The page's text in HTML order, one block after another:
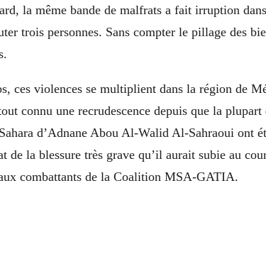
la même bande de malfrats a fait irruption
trois personnes. Sans compter le pillage des
ces violences se multiplient dans la région de
connu une recrudescence depuis que la plupart
d’Adnane Abou Al-Walid Al-Sahraoui ont
de la blessure très grave qu’il aurait subie au
combattants de la Coalition MSA-GATIA.